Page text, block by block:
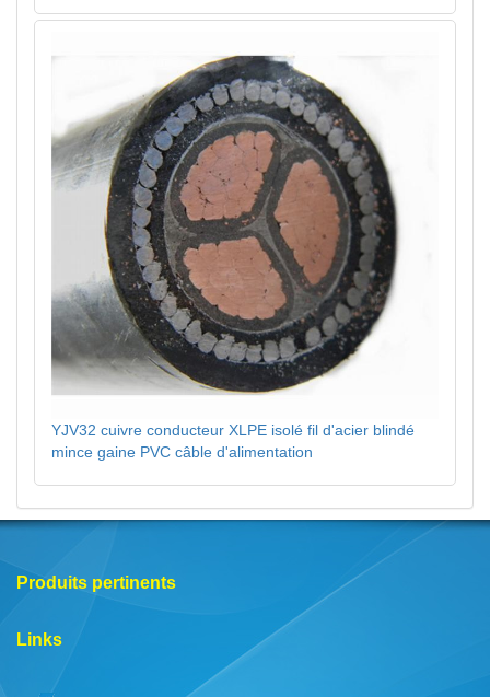
YJV32 cuivre conducteur XLPE isolé fil d'acier blindé
mince gaine PVC câble d'alimentation
Produits pertinents
Links